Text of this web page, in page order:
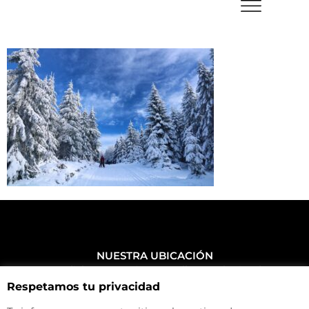
NUESTRA UBICACIÓN
Haz click aquí y mira como llegar a la tienda
CONTACTA CON NOSOTROS
+34 972 500 449
Respetamos tu privacidad